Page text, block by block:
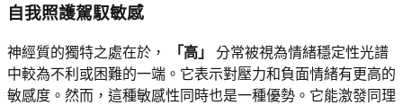
自我照護駕馭敏感
神經質的獨特之處在於， 「高」
分常被視為情緒穩定性光譜
中較為不利或困難的一端。它表示對壓力和負面情緒有更高的
敏感度。然而，這種敏感性同時也是一種優勢。它能激發同理